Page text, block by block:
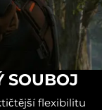
SOUBOJ
flexibilitu